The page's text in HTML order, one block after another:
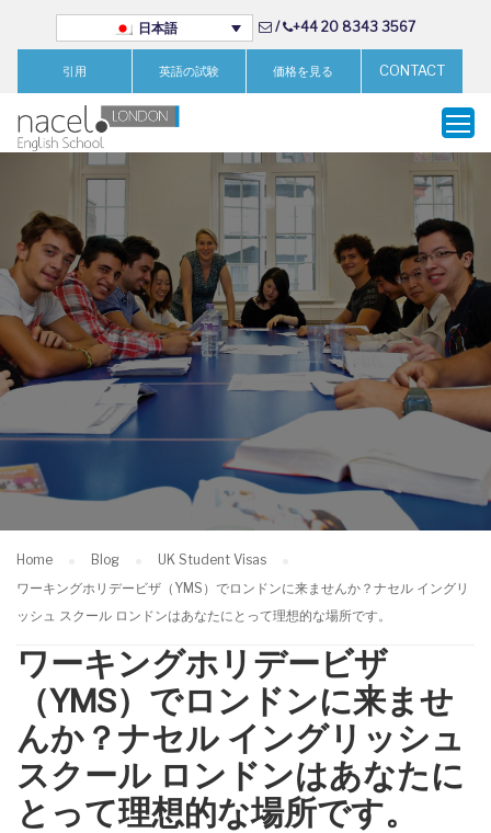
日本語 / +44 20 8343 3567
引用 英語の試験 価格を見る CONTACT
Home Blog
UK Student Visas
ワーキングホリデービザ（YMS）でロンドンに来ませんか？ナセル イングリ
ッシュ スクール ロンドンはあなたにとって理想的な場所です。
ワーキングホリデービザ
（YMS）でロンドンに来ませ
んか？ナセル イングリッシュ
スクール ロンドンはあなたに
とって理想的な場所です。